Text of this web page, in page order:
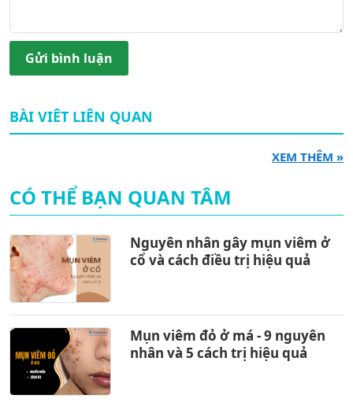
Gửi bình luận
BÀI VIÊT LIÊN QUAN
XEM THÊM »
CÓ THỂ BẠN QUAN TÂM
Nguyên nhân gây mụn viêm ở
cổ và cách điều trị hiệu quả
Mụn viêm đỏ ở má - 9 nguyên
nhân và 5 cách trị hiệu quả